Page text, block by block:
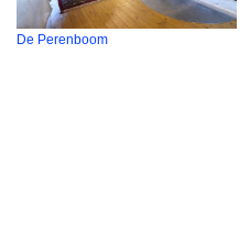
De Perenboom